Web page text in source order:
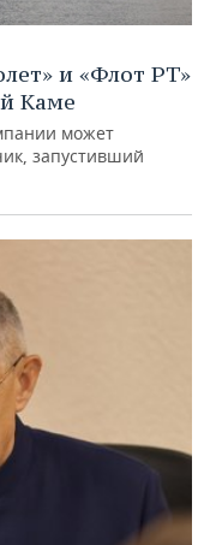
и «Флот РТ»
Каме
может
запустивший